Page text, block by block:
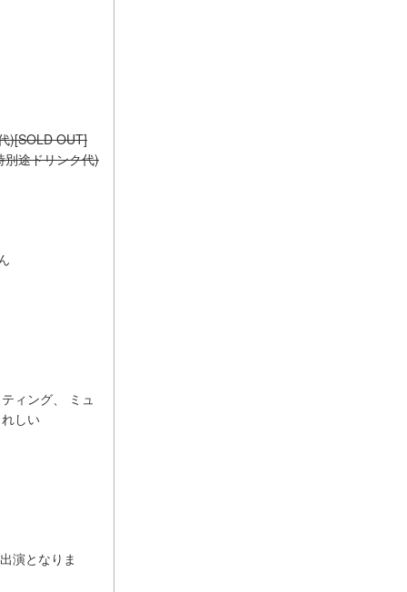
)[SOLD OUT]
別途ドリンク代)
ィング、 ミュ
しい
演となりま